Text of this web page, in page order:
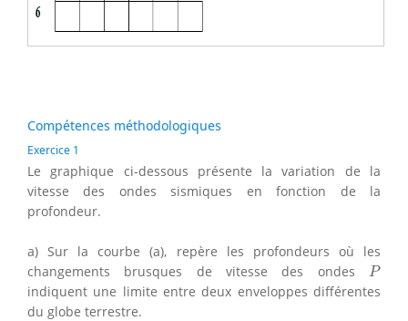
Compétences méthodologiques
Exercice 1
Le graphique ci-dessous présente la variation de la
vitesse des ondes sismiques en fonction de la
profondeur.
a) Sur la courbe (a), repère les profondeurs où les
changements brusques de vitesse des ondes P
P
indiquent une limite entre deux enveloppes différentes
du globe terrestre.